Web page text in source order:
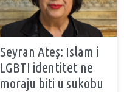
Seyran Ateş: Islam i
LGBTI identitet ne
moraju biti u sukobu